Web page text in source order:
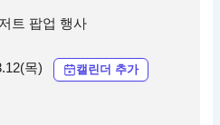
트 팝업 행사
목) 캘린더 추가